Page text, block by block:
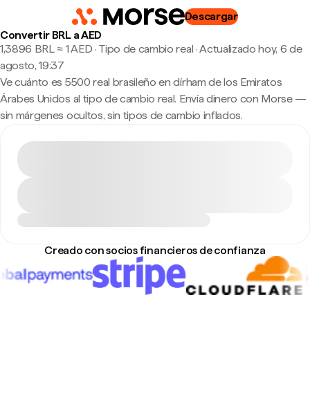
Descargar
Convertir BRL a AED
1,3896 BRL ≈ 1 AED · Tipo de cambio real ·Actualizado hoy, 6 de
agosto, 19:37
Ve cuánto es 5500 real brasileño en dírham de los Emiratos
Árabes Unidos al tipo de cambio real. Envía dinero con Morse —
sin márgenes ocultos, sin tipos de cambio inflados.
Creado con socios financieros de confianza